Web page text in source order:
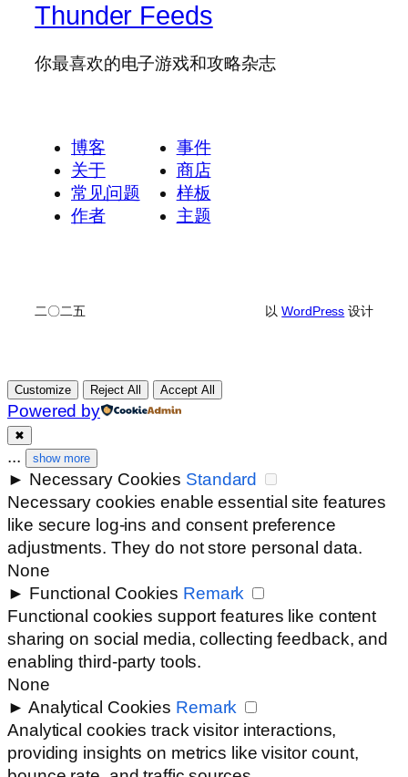
Thunder Feeds
你最喜欢的电子游戏和攻略杂志
博客
关于
常见问题
作者
事件
商店
样板
主题
二〇二五 以WordPress 设计
Customize Reject All Accept All
Powered by
✖
... show more
► Necessary Cookies Standard
Necessary cookies enable essential site features
like secure log-ins and consent preference
adjustments. They do not store personal data.
None
► Functional Cookies Remark
Functional cookies support features like content
sharing on social media, collecting feedback, and
enabling third-party tools.
None
► Analytical Cookies Remark
Analytical cookies track visitor interactions,
providing insights on metrics like visitor count,